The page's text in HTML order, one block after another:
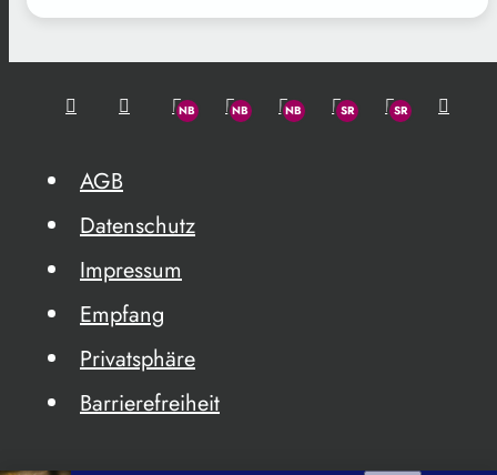
AGB
Datenschutz
Impressum
Empfang
Privatsphäre
Barrierefreiheit